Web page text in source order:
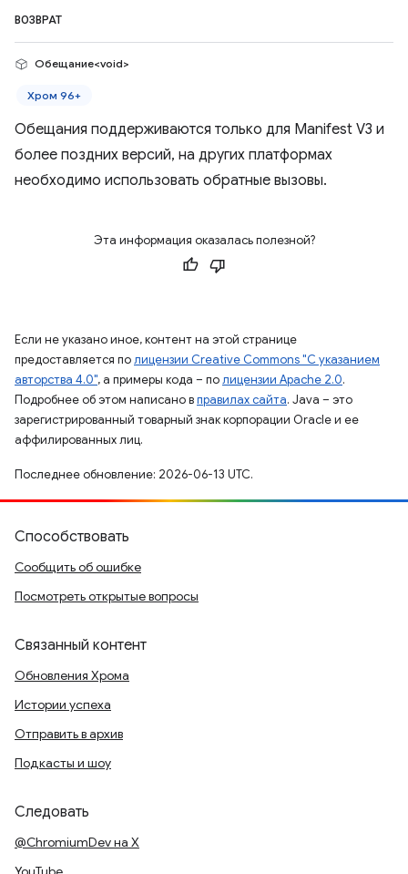
ВОЗВРАТ
Обещание<void>
Хром 96+
Обещания поддерживаются только для Manifest V3 и
более поздних версий, на других платформах
необходимо использовать обратные вызовы.
Эта информация оказалась полезной?
Если не указано иное, контент на этой странице
предоставляется полицензии Creative Commons "С указанием
авторства 4.0", а примеры кода – полицензии Apache 2.0.
Подробнее об этом написано вправилах сайта. Java – это
зарегистрированный товарный знак корпорации Oracle и ее
аффилированных лиц.
Последнее обновление: 2026-06-13 UTC.
Способствовать
Сообщить об ошибке
Посмотреть открытые вопросы
Связанный контент
Обновления Хрома
Истории успеха
Отправить в архив
Подкасты и шоу
Следовать
@ChromiumDev на X